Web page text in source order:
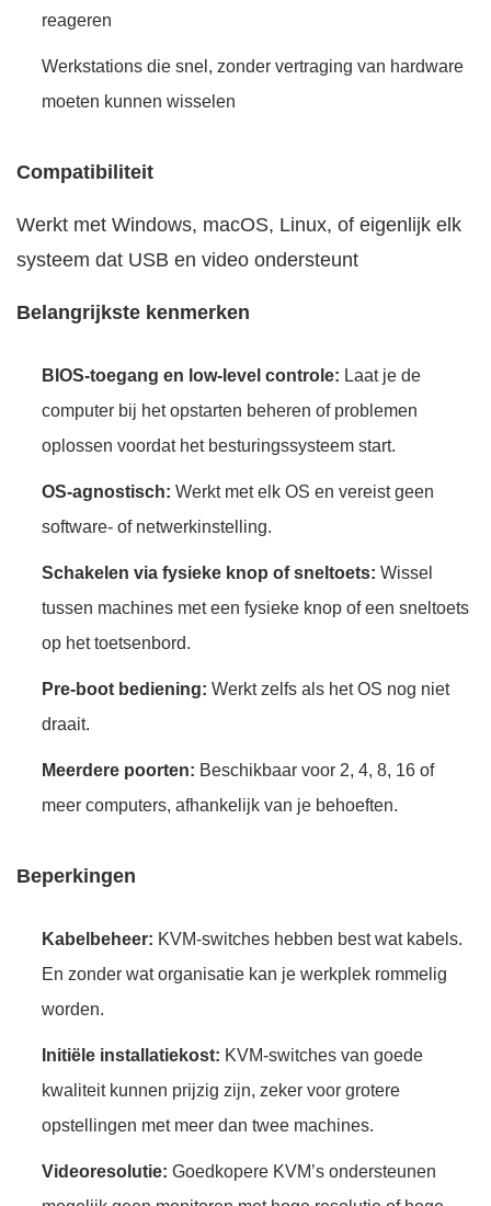
reageren
Werkstations die snel, zonder vertraging van hardware
moeten kunnen wisselen
Compatibiliteit
Werkt met Windows, macOS, Linux, of eigenlijk elk
systeem dat USB en video ondersteunt
Belangrijkste kenmerken
BIOS-toegang en low-level controle: Laat je de
computer bij het opstarten beheren of problemen
oplossen voordat het besturingssysteem start.
OS-agnostisch: Werkt met elk OS en vereist geen
software- of netwerkinstelling.
Schakelen via fysieke knop of sneltoets: Wissel
tussen machines met een fysieke knop of een sneltoets
op het toetsenbord.
Pre-boot bediening: Werkt zelfs als het OS nog niet
draait.
Meerdere poorten: Beschikbaar voor 2, 4, 8, 16 of
meer computers, afhankelijk van je behoeften.
Beperkingen
Kabelbeheer: KVM-switches hebben best wat kabels.
En zonder wat organisatie kan je werkplek rommelig
worden.
Initiële installatiekost: KVM-switches van goede
kwaliteit kunnen prijzig zijn, zeker voor grotere
opstellingen met meer dan twee machines.
Videoresolutie: Goedkopere KVM’s ondersteunen